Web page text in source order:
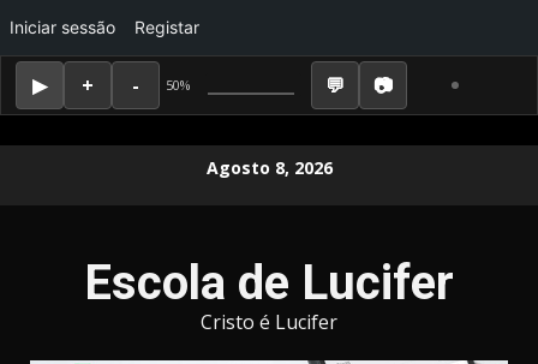
50%
Iniciar sessão Registar
Agosto 8, 2026
Escola de Lucifer
Cristo é Lucifer